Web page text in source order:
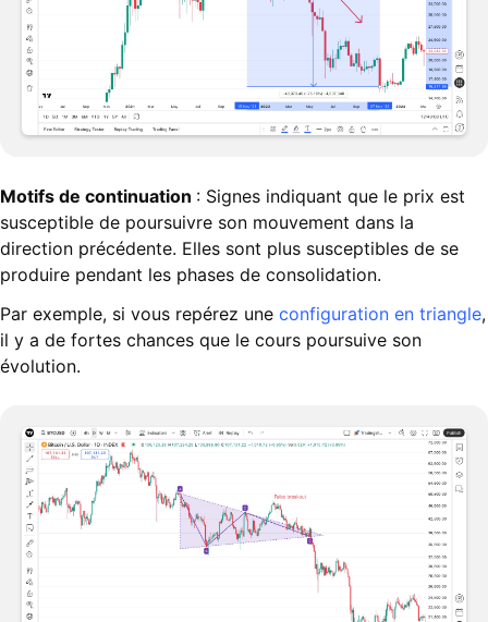
Motifs de continuation : Signes indiquant que le prix est
susceptible de poursuivre son mouvement dans la
direction précédente. Elles sont plus susceptibles de se
produire pendant les phases de consolidation.
Par exemple, si vous repérez une configuration en triangle,
il y a de fortes chances que le cours poursuive son
évolution.